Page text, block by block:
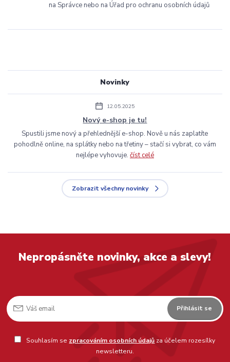
Novinky
12.05.2025
Nový e-shop je tu!
Spustili jsme nový a přehlednější e-shop. Nově u nás zaplatíte
pohodlně online, na splátky nebo na třetiny – stačí si vybrat, co vám
nejlépe vyhovuje. číst celé
Zobrazit všechny novinky
na Správce nebo na Úřad pro ochranu osobních údajů
Nepropásněte novinky, akce a slevy!
Přihlásit se
Souhlasím se zpracováním osobních údajů za účelem rozesílky
newsletteru.